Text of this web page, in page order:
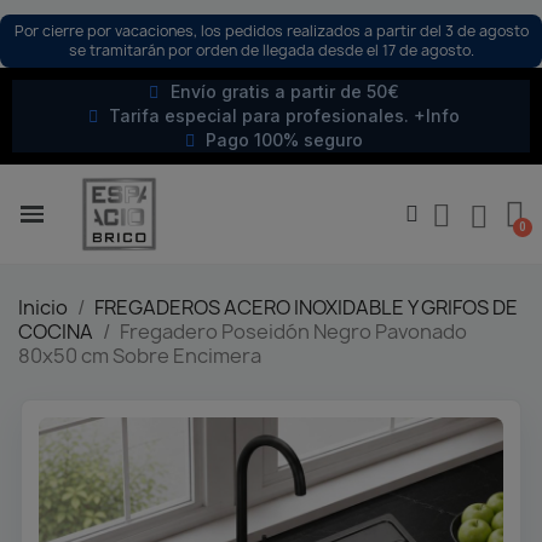
Por cierre por vacaciones, los pedidos realizados a partir del 3 de agosto
se tramitarán por orden de llegada desde el 17 de agosto.
Envío gratis a partir de 50€
Tarifa especial para profesionales. +Info
Pago 100% seguro
Inicio
FREGADEROS ACERO INOXIDABLE Y GRIFOS DE
COCINA
Fregadero Poseidón Negro Pavonado
80x50 cm Sobre Encimera